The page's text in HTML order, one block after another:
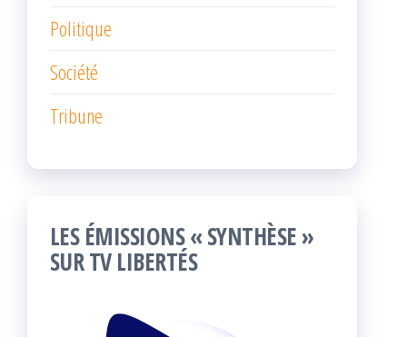
Politique
Société
Tribune
LES ÉMISSIONS « SYNTHÈSE »
SUR TV LIBERTÉS